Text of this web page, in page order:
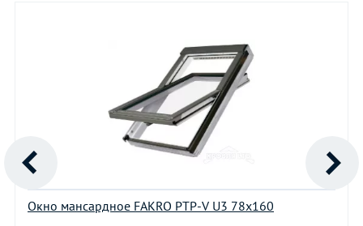
Окно мансардное FAKRO PTP-V U3 78х160